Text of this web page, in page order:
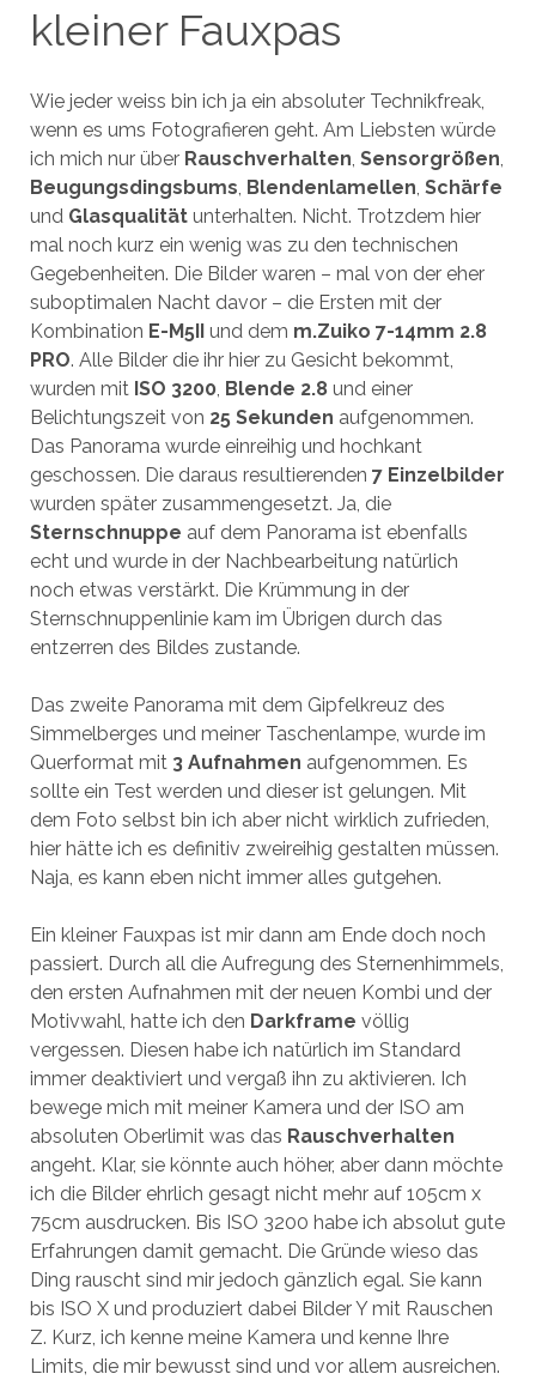
kleiner Fauxpas
Wie jeder weiss bin ich ja ein absoluter Technikfreak,
wenn es ums Fotografieren geht. Am Liebsten würde
ich mich nur über Rauschverhalten, Sensorgrößen,
Beugungsdingsbums, Blendenlamellen, Schärfe
und Glasqualitätunterhalten. Nicht. Trotzdem hier
mal noch kurz ein wenig was zu den technischen
Gegebenheiten. Die Bilder waren – mal von der eher
suboptimalen Nacht davor – die Ersten mit der
Kombination E-M5IIund dem m.Zuiko 7-14mm 2.8
PRO. Alle Bilder die ihr hier zu Gesicht bekommt,
wurden mit ISO 3200, Blende 2.8und einer
Belichtungszeit von 25 Sekunden aufgenommen.
Das Panorama wurde einreihig und hochkant
geschossen. Die daraus resultierenden 7 Einzelbilder
wurden später zusammengesetzt. Ja, die
Sternschnuppe auf dem Panorama ist ebenfalls
echt und wurde in der Nachbearbeitung natürlich
noch etwas verstärkt. Die Krümmung in der
Sternschnuppenlinie kam im Übrigen durch das
entzerren des Bildes zustande.
Das zweite Panorama mit dem Gipfelkreuz des
Simmelberges und meiner Taschenlampe, wurde im
Querformat mit 3 Aufnahmen aufgenommen. Es
sollte ein Test werden und dieser ist gelungen. Mit
dem Foto selbst bin ich aber nicht wirklich zufrieden,
hier hätte ich es definitiv zweireihig gestalten müssen.
Naja, es kann eben nicht immer alles gutgehen.
Ein kleiner Fauxpas ist mir dann am Ende doch noch
passiert. Durch all die Aufregung des Sternenhimmels,
den ersten Aufnahmen mit der neuen Kombi und der
Motivwahl, hatte ich den Darkframe völlig
vergessen. Diesen habe ich natürlich im Standard
immer deaktiviert und vergaß ihn zu aktivieren. Ich
bewege mich mit meiner Kamera und der ISO am
absoluten Oberlimit was das Rauschverhalten
angeht. Klar, sie könnte auch höher, aber dann möchte
ich die Bilder ehrlich gesagt nicht mehr auf 105cm x
75cm ausdrucken. Bis ISO 3200 habe ich absolut gute
Erfahrungen damit gemacht. Die Gründe wieso das
Ding rauscht sind mir jedoch gänzlich egal. Sie kann
bis ISO X und produziert dabei Bilder Y mit Rauschen
Z. Kurz, ich kenne meine Kamera und kenne Ihre
Limits, die mir bewusst sind und vor allem ausreichen.